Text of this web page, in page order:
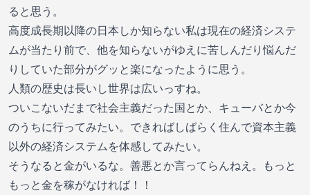
ると思う。
高度成長期以降の日本しか知らない私は現在の経済システ
ムが当たり前で、他を知らないがゆえに苦しんだり悩んだ
りしていた部分がグッと楽になったように思う。
人類の歴史は長いし世界は広いっすね。
ついこないだまで社会主義だった国とか、キューバとか今
のうちに行ってみたい。できればしばらく住んで資本主義
以外の経済システムを体感してみたい。
そうなると金がいるな。善悪とか言ってらんねえ。もっと
もっと金を稼がなければ！！